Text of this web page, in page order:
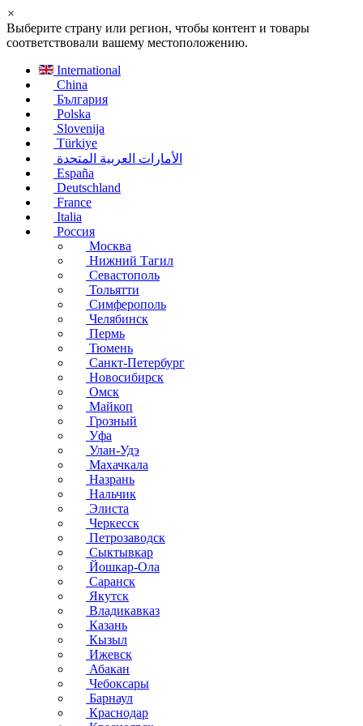
×
Выберите страну или регион, чтобы контент и товары
соответствовали вашему местоположению.
International
China
България
Polska
Slovenija
Türkiye
الأمارات العربية المتحدة
España
Deutschland
France
Italia
Россия
Москва
Нижний Тагил
Севастополь
Тольятти
Симферополь
Челябинск
Пермь
Тюмень
Санкт-Петербург
Новосибирск
Омск
Майкоп
Грозный
Уфа
Улан-Удэ
Махачкала
Назрань
Нальчик
Элиста
Черкесск
Петрозаводск
Сыктывкар
Йошкар-Ола
Саранск
Якутск
Владикавказ
Казань
Кызыл
Ижевск
Абакан
Чебоксары
Барнаул
Краснодар